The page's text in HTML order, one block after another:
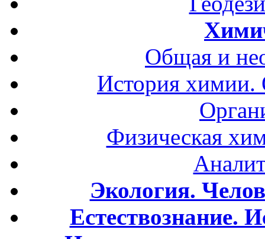
Общая и
История
Физическая
Экология.
Естествознание.